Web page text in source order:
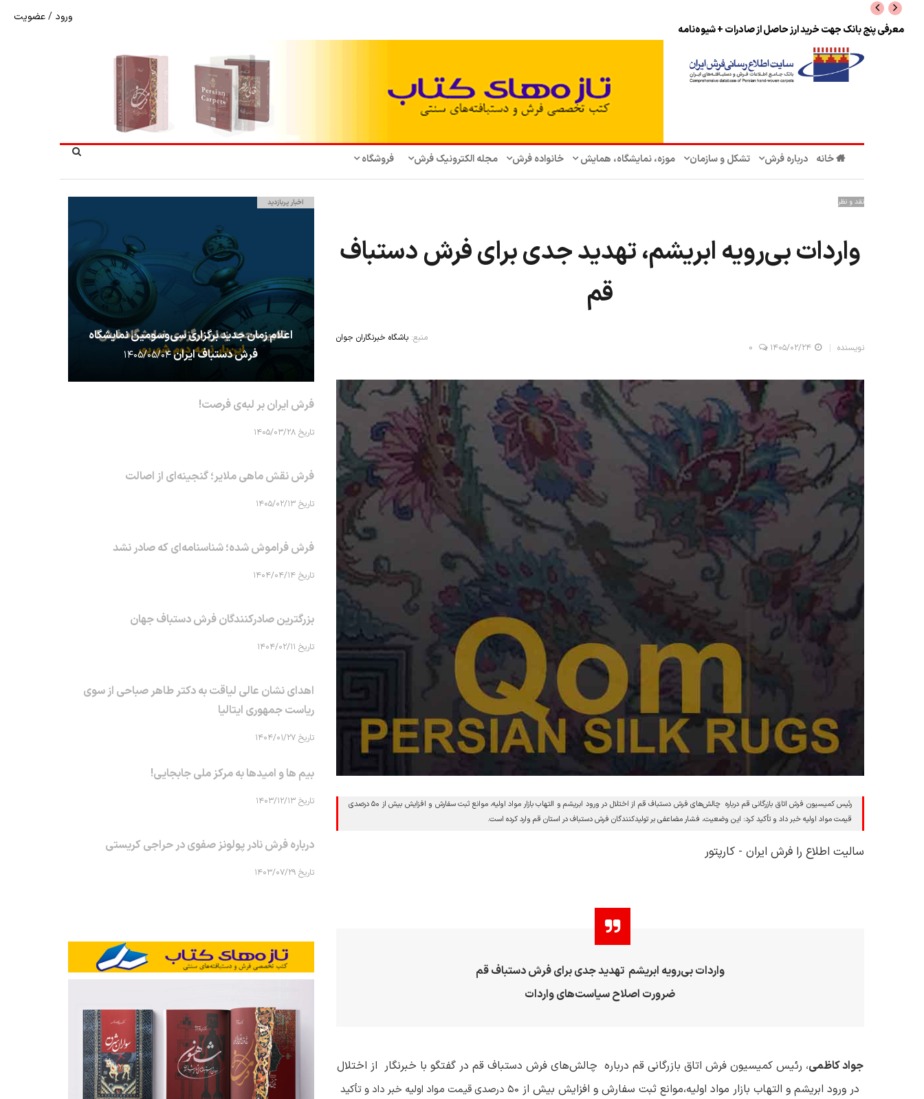
نرخ بازگشت ارز حاصل از صادرات + تکمیلی
ورود /عضویت
خانه درباره فرش تشکل‌ و سازمان‌ موزه، نمایشگاه، همایش‌ خانواده فرش مجله الکترونیک فرش فروشگاه
نقد و نظر
واردات بی‌رویه ابریشم، تهدید جدی برای فرش دستباف
قم
نویسنده ۱۴۰۵/۰۲/۲۴ 0
منبع:باشگاه خبرنگاران جوان
رئیس کمیسیون فرش اتاق بازرگانی قم درباره چالش‌های فرش دستباف قم از اختلال در ورود ابریشم و التهاب بازار مواد اولیه، موانع ثبت سفارش و افزایش بیش از ۵۰ درصدی
قیمت مواد اولیه خبر داد و تأکید کرد: این وضعیت، فشار مضاعفی بر تولیدکنندگان فرش دستباف در استان قم وارد کرده است.
سالیت اطلاع را فرش ایران - کارپتور
واردات بی‌رویه ابریشم تهدید جدی برای فرش دستباف قم
ضرورت اصلاح سیاست‌های واردات
جواد کاظمی، رئیس کمیسیون فرش اتاق بازرگانی قم درباره چالش‌های فرش دستباف قم در گفتگو با خبرنگار از اختلال
در ورود ابریشم و التهاب بازار مواد اولیه،موانع ثبت سفارش و افزایش بیش از ۵۰ درصدی قیمت مواد اولیه خبر داد و تأکید
اخبار پربازدید
اعلام زمان جدید برگزاری سی‌وسومین نمایشگاه
فرش دستباف ایران۱۴۰۵/۰۵/۰۴
فرش ایران بر لبه‌ی فرصت!
تاریخ ۱۴۰۵/۰۳/۲۸
فرش نقش ماهی‌ ملایر؛ گنجینه‌ای از اصالت
تاریخ ۱۴۰۵/۰۲/۱۳
فرش فراموش شده؛ شناسنامه‌ای که صادر نشد
تاریخ ۱۴۰۴/۰۴/۱۴
بزرگترین صادرکنندگان فرش دستباف جهان
تاریخ ۱۴۰۴/۰۲/۱۱
اهدای نشان عالی لیاقت به دکتر طاهر صباحی از سوی
ریاست جمهوری ایتالیا
تاریخ ۱۴۰۴/۰۱/۲۷
بیم ها و امیدها به مرکز ملی جابجایی!
تاریخ ۱۴۰۳/۱۲/۱۳
درباره فرش نادر پولونز صفوی در حراجی کریستی
تاریخ ۱۴۰۳/۰۷/۲۹